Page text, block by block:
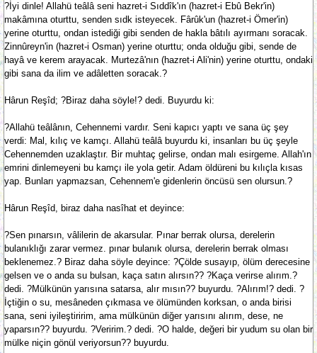
?İyi dinle! Allahü teâlâ seni hazret-i Sıddîk'ın (hazret-i Ebû Bekr'in)
makâmına oturttu, senden sıdk isteyecek. Fârûk'un (hazret-i Ömer'in)
yerine oturttu, ondan istediği gibi senden de hakla bâtılı ayırmanı soracak.
Zinnûreyn'in (hazret-i Osman) yerine oturttu; onda olduğu gibi, sende de
hayâ ve kerem arayacak. Murtezâ'nın (hazret-i Ali'nin) yerine oturttu, ondaki
gibi sana da ilim ve adâletten soracak.?
Hârun Reşîd; ?Biraz daha söyle!? dedi. Buyurdu ki:
?Allahü teâlânın, Cehennemi vardır. Seni kapıcı yaptı ve sana üç şey
verdi: Mal, kılıç ve kamçı. Allahü teâlâ buyurdu ki, insanları bu üç şeyle
Cehennemden uzaklaştır. Bir muhtaç gelirse, ondan malı esirgeme. Allah'ın
emrini dinlemeyeni bu kamçı ile yola getir. Adam öldüreni bu kılıçla kısas
yap. Bunları yapmazsan, Cehennem'e gidenlerin öncüsü sen olursun.?
Hârun Reşîd, biraz daha nasîhat et deyince:
?Sen pınarsın, vâlilerin de akarsular. Pınar berrak olursa, derelerin
bulanıklığı zarar vermez. pınar bulanık olursa, derelerin berrak olması
beklenemez.? Biraz daha söyle deyince: ?Çölde susayıp, ölüm derecesine
gelsen ve o anda su bulsan, kaça satın alırsın?? ?Kaça verirse alırım.?
dedi. ?Mülkünün yarısına satarsa, alır mısın?? buyurdu. ?Alırım!? dedi. ?
İçtiğin o su, mesâneden çıkmasa ve ölümünden korksan, o anda birisi
sana, seni iyileştiririm, ama mülkünün diğer yarısını alırım, dese, ne
yaparsın?? buyurdu. ?Veririm.? dedi. ?O halde, değeri bir yudum su olan bir
mülke niçin gönül veriyorsun?? buyurdu.